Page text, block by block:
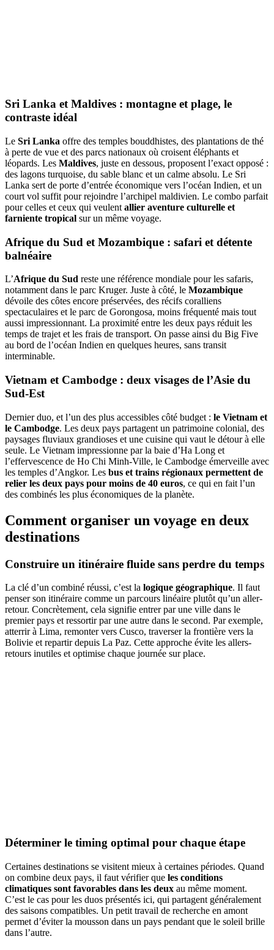
Sri Lanka et Maldives : montagne et plage, le
contraste idéal
Le Sri Lanka offre des temples bouddhistes, des plantations de thé
à perte de vue et des parcs nationaux où croisent éléphants et
léopards. Les Maldives, juste en dessous, proposent l’exact opposé :
des lagons turquoise, du sable blanc et un calme absolu. Le Sri
Lanka sert de porte d’entrée économique vers l’océan Indien, et un
court vol suffit pour rejoindre l’archipel maldivien. Le combo parfait
pour celles et ceux qui veulent allier aventure culturelle et
farniente tropical sur un même voyage.
Afrique du Sud et Mozambique : safari et détente
balnéaire
L’Afrique du Sud reste une référence mondiale pour les safaris,
notamment dans le parc Kruger. Juste à côté, le Mozambique
dévoile des côtes encore préservées, des récifs coralliens
spectaculaires et le parc de Gorongosa, moins fréquenté mais tout
aussi impressionnant. La proximité entre les deux pays réduit les
temps de trajet et les frais de transport. On passe ainsi du Big Five
au bord de l’océan Indien en quelques heures, sans transit
interminable.
Vietnam et Cambodge : deux visages de l’Asie du
Sud-Est
Dernier duo, et l’un des plus accessibles côté budget : le Vietnam et
le Cambodge. Les deux pays partagent un patrimoine colonial, des
paysages fluviaux grandioses et une cuisine qui vaut le détour à elle
seule. Le Vietnam impressionne par la baie d’Ha Long et
l’effervescence de Ho Chi Minh-Ville, le Cambodge émerveille avec
les temples d’Angkor. Les bus et trains régionaux permettent de
relier les deux pays pour moins de 40 euros, ce qui en fait l’un
des combinés les plus économiques de la planète.
Comment organiser un voyage en deux
destinations
Construire un itinéraire fluide sans perdre du temps
La clé d’un combiné réussi, c’est la logique géographique. Il faut
penser son itinéraire comme un parcours linéaire plutôt qu’un aller-
retour. Concrètement, cela signifie entrer par une ville dans le
premier pays et ressortir par une autre dans le second. Par exemple,
atterrir à Lima, remonter vers Cusco, traverser la frontière vers la
Bolivie et repartir depuis La Paz. Cette approche évite les allers-
retours inutiles et optimise chaque journée sur place.
Déterminer le timing optimal pour chaque étape
Certaines destinations se visitent mieux à certaines périodes. Quand
on combine deux pays, il faut vérifier que les conditions
climatiques sont favorables dans les deux au même moment.
C’est le cas pour les duos présentés ici, qui partagent généralement
des saisons compatibles. Un petit travail de recherche en amont
permet d’éviter la mousson dans un pays pendant que le soleil brille
dans l’autre.